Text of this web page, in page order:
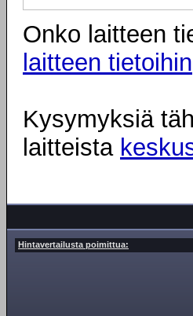
Onko laitteen
laitteen tietoihin
Kysymyksiä
laitteista
Hintavertailusta poimittua: